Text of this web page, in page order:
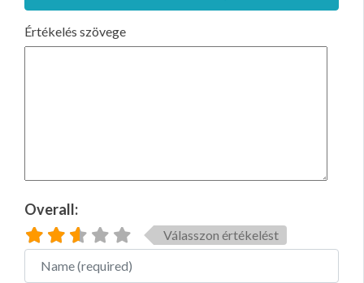
Értékelés szövege
Overall:
Válasszon értékelést
Name